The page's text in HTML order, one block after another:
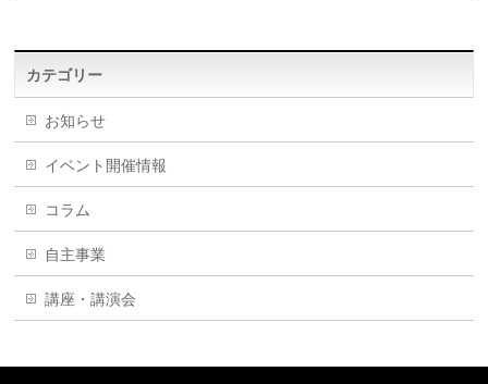
カテゴリー
お知らせ
イベント開催情報
コラム
自主事業
講座・講演会